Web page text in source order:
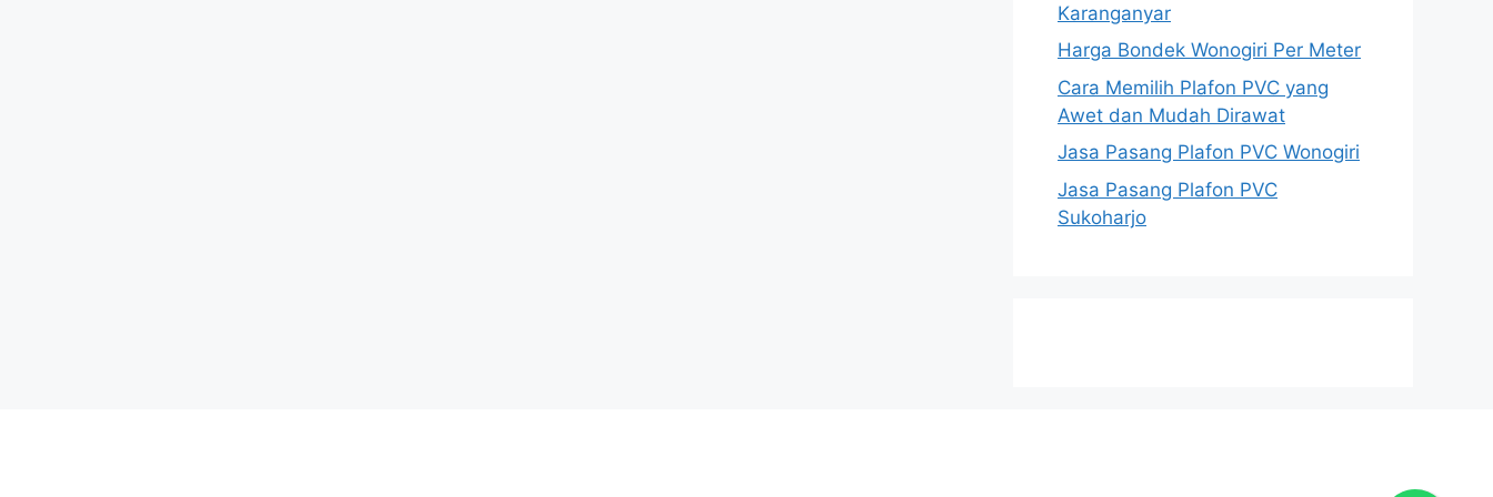
Karanganyar
Harga Bondek Wonogiri Per Meter
Cara Memilih Plafon PVC yang
Awet dan Mudah Dirawat
Jasa Pasang Plafon PVC Wonogiri
Jasa Pasang Plafon PVC
Sukoharjo